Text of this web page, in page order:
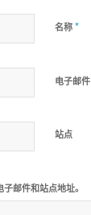
名称 *
电子邮件
站点
邮件和站点地址。